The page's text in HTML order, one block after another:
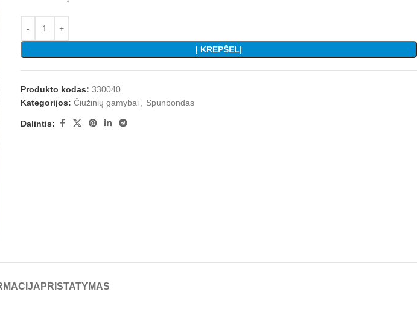
Į KREPŠELĮ
Produkto kodas: 330040
Kategorijos: Čiužinių gamybai Spunbondas
Dalintis:
PRISTATYMAS